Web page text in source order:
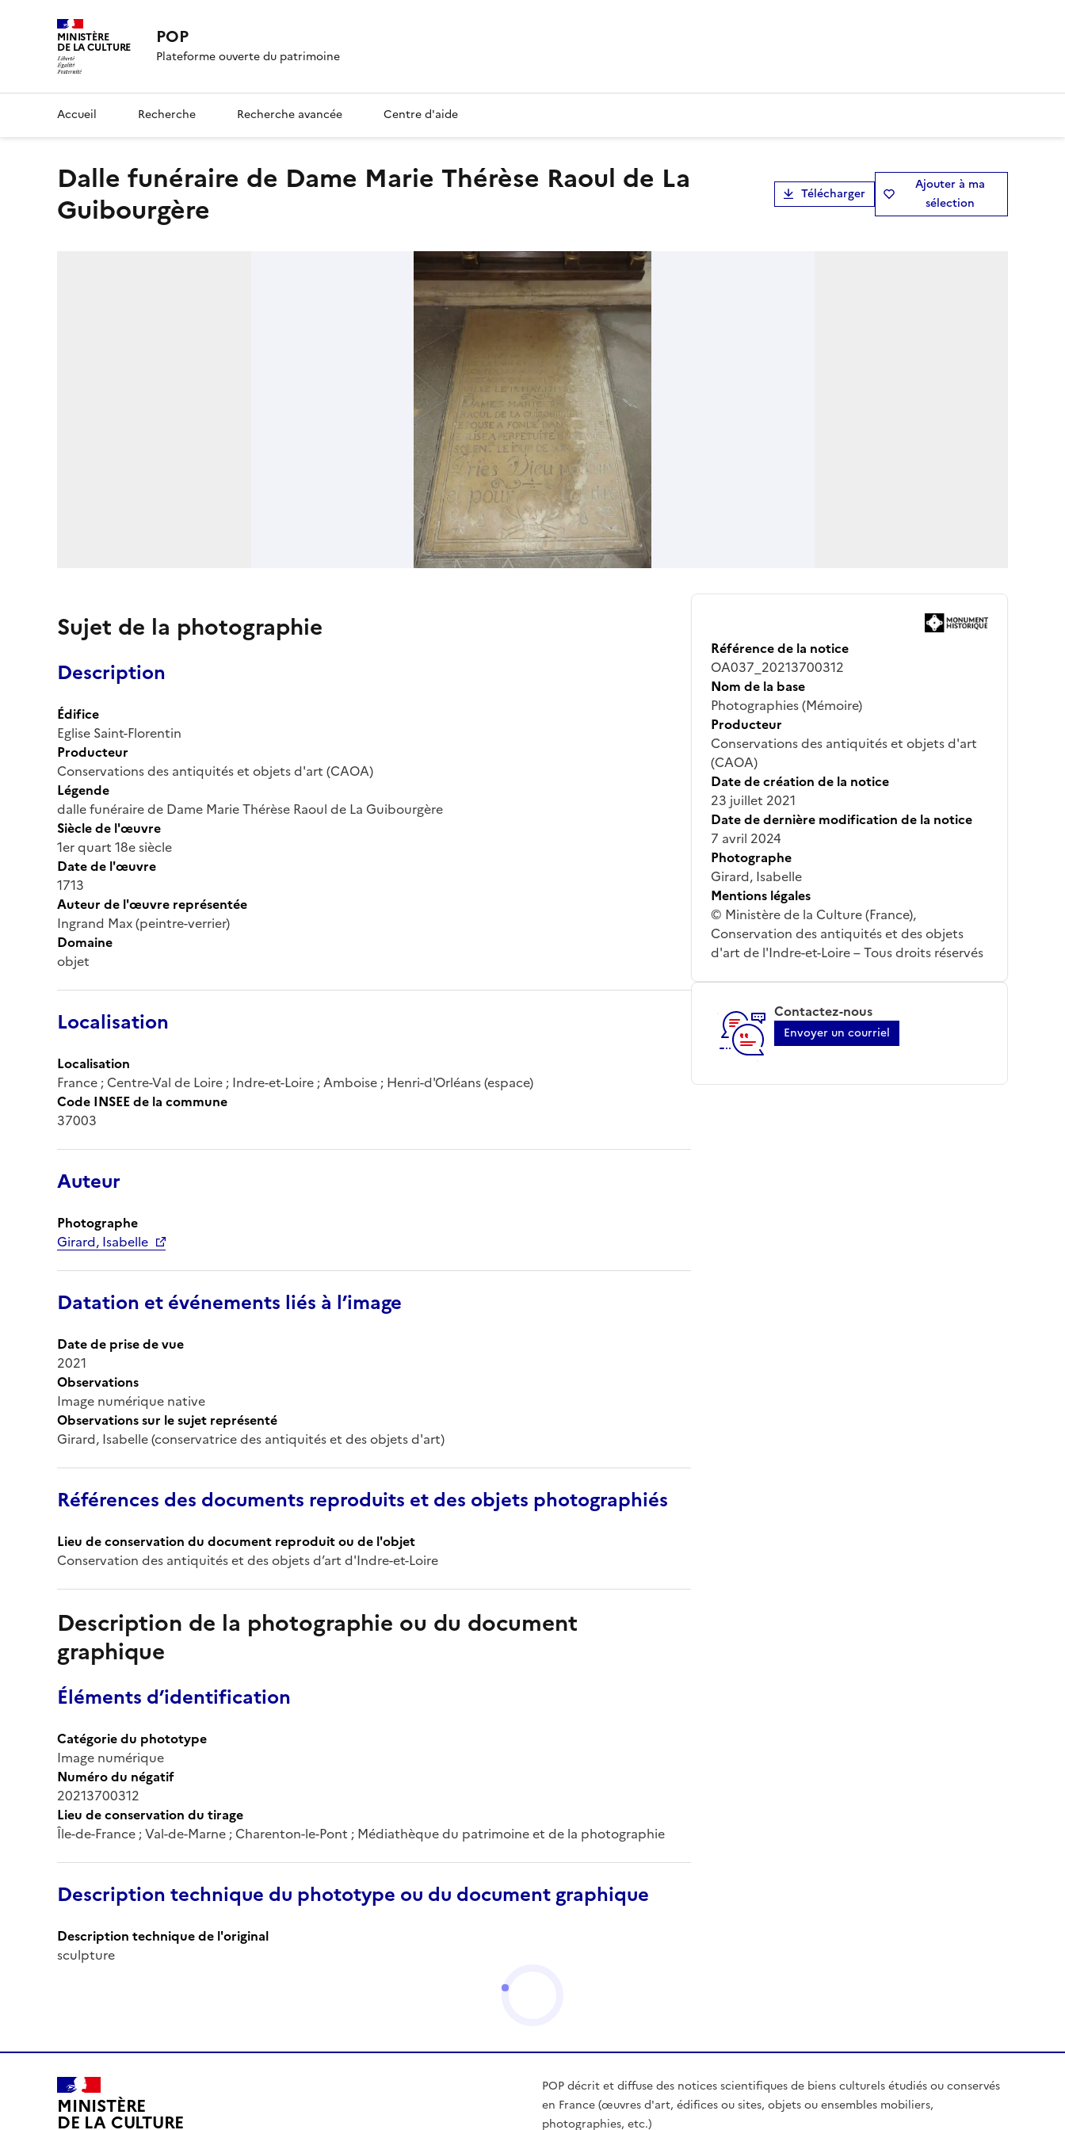
MINISTÈRE
DE LA CULTURE POP
Plateforme ouverte du patrimoine
Accueil Recherche Recherche avancée Centre d'aide
dalle funéraire de Dame Marie Thérèse Raoul de La
Guibourgère
Télécharger
Ajouter à ma
sélection
Sujet de la photographie
Description
Édifice
Eglise Saint-Florentin
Producteur
Conservations des antiquités et objets d'art (CAOA)
Légende
dalle funéraire de Dame Marie Thérèse Raoul de La Guibourgère
Siècle de l'œuvre
1er quart 18e siècle
Date de l'œuvre
1713
Auteur de l'œuvre représentée
Ingrand Max (peintre-verrier)
Domaine
objet
Localisation
Localisation
France ; Centre-Val de Loire ; Indre-et-Loire ; Amboise ; Henri-d'Orléans (espace)
Code INSEE de la commune
37003
Auteur
Photographe
Girard, Isabelle
Datation et événements liés à l’image
Date de prise de vue
2021
Observations
Image numérique native
Observations sur le sujet représenté
Girard, Isabelle (conservatrice des antiquités et des objets d'art)
Références des documents reproduits et des objets photographiés
Lieu de conservation du document reproduit ou de l'objet
Conservation des antiquités et des objets d’art d'Indre-et-Loire
Description de la photographie ou du document
graphique
Éléments d’identification
Catégorie du phototype
Image numérique
Numéro du négatif
20213700312
Lieu de conservation du tirage
Île-de-France ; Val-de-Marne ; Charenton-le-Pont ; Médiathèque du patrimoine et de la photographie
Description technique du phototype ou du document graphique
Description technique de l'original
sculpture
Référence de la notice
OA037_20213700312
Nom de la base
Photographies (Mémoire)
Producteur
Conservations des antiquités et objets d'art
(CAOA)
Date de création de la notice
23 juillet 2021
Date de dernière modification de la notice
7 avril 2024
Photographe
Girard, Isabelle
Mentions légales
© Ministère de la Culture (France),
Conservation des antiquités et des objets
d'art de l'Indre-et-Loire – Tous droits réservés
Contactez-nous
Envoyer un courriel
MINISTÈRE
DE LA CULTURE
POP décrit et diffuse des notices scientifiques de biens culturels étudiés ou conservés
en France (œuvres d'art, édifices ou sites, objets ou ensembles mobiliers,
photographies, etc.)